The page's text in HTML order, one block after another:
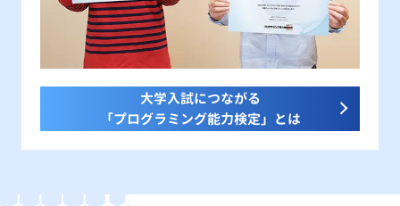
大学入試につながる
「プログラミング能力検定」とは